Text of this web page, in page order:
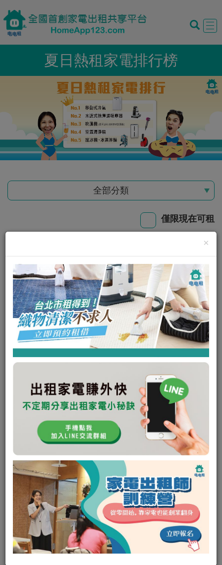
夏日熱租家電排行榜
全部分類
僅限現在可租
德國海豚空氣清淨吸塵器
私訊電租公
德國海豚
可出租
×